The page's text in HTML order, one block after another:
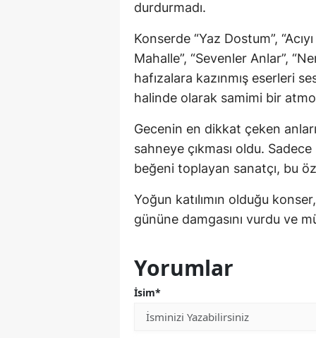
durdurmadı.
Konserde “Yaz Dostum”,
Mahalle”, “Sevenler Anlar”,
hafızalara kazınmış eserleri
halinde olarak samimi bir
Gecenin en dikkat çeken
sahneye çıkması oldu.
beğeni toplayan sanatçı, bu
Yoğun katılımın olduğu
gününe damgasını vurdu ve
Yorumlar
İsim*